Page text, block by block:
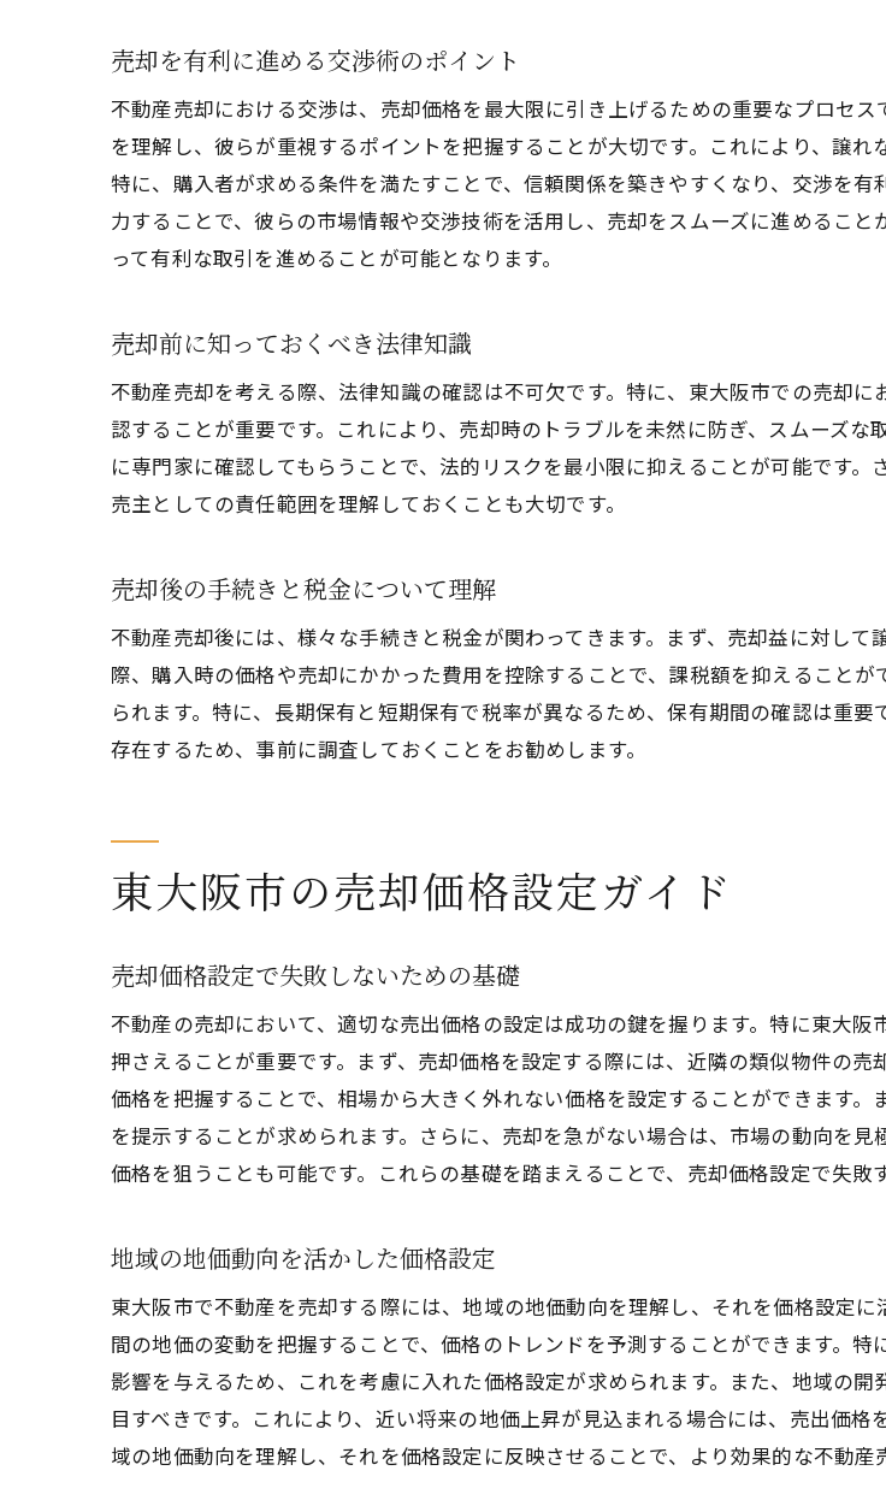
売却市場の需給バランスを
地域特性が市場に与える影
売却市場の動向を知るため
地価変動が売却価格に与え
過去の地価動向から見える
地価動向を売却計画にどう
東大阪市で不動産を高く売るた
高値売却を実現するための
売却を成功に導くための広
高く売るための交渉術とそ
高額売却を目指すための市
過去の成功事例から見る価
成功事例で見る売却プラン
事例から学ぶ売却交渉の進
成功事例が教える市場の捉
成功事例をもとにした売却
売却を有利に進める交渉術のポイント
不動産売却における交渉は、売却価格を最大限に引き上げるための重要なプロセ
を理解し、彼らが重視するポイントを把握することが大切です。これにより、譲れ
特に、購入者が求める条件を満たすことで、信頼関係を築きやすくなり、交渉を
力することで、彼らの市場情報や交渉技術を活用し、売却をスムーズに進めるこ
って有利な取引を進めることが可能となります。
売却前に知っておくべき法律知識
不動産売却を考える際、法律知識の確認は不可欠です。特に、東大阪市での売却
認することが重要です。これにより、売却時のトラブルを未然に防ぎ、スムーズ
に専門家に確認してもらうことで、法的リスクを最小限に抑えることが可能です
売主としての責任範囲を理解しておくことも大切です。
売却後の手続きと税金について理解
不動産売却後には、様々な手続きと税金が関わってきます。まず、売却益に対し
際、購入時の価格や売却にかかった費用を控除することで、課税額を抑えること
られます。特に、長期保有と短期保有で税率が異なるため、保有期間の確認は重
存在するため、事前に調査しておくことをお勧めします。
東大阪市の売却価格設定ガイド
売却価格設定で失敗しないための基礎
不動産の売却において、適切な売出価格の設定は成功の鍵を握ります。特に東大
押さえることが重要です。まず、売却価格を設定する際には、近隣の類似物件の
価格を把握することで、相場から大きく外れない価格を設定することができます
を提示することが求められます。さらに、売却を急がない場合は、市場の動向を
価格を狙うことも可能です。これらの基礎を踏まえることで、売却価格設定で失敗
地域の地価動向を活かした価格設定
東大阪市で不動産を売却する際には、地域の地価動向を理解し、それを価格設定
間の地価の変動を把握することで、価格のトレンドを予測することができます。
影響を与えるため、これを考慮に入れた価格設定が求められます。また、地域の
目すべきです。これにより、近い将来の地価上昇が見込まれる場合には、売出価
域の地価動向を理解し、それを価格設定に反映させることで、より効果的な不動産